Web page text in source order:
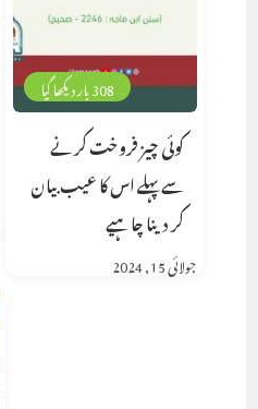
308 بار دیکھا گیا
کوئی چیز فروخت کرنے
سے پہلے اس کا عیب بیان
کر دینا چاہیے
جولائی 15, 2024